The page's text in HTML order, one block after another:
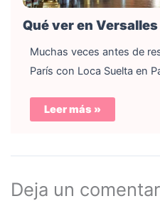
Qué ver en Versalles
Muchas veces antes de
París con Loca Suelta en
Leer más »
Deja un